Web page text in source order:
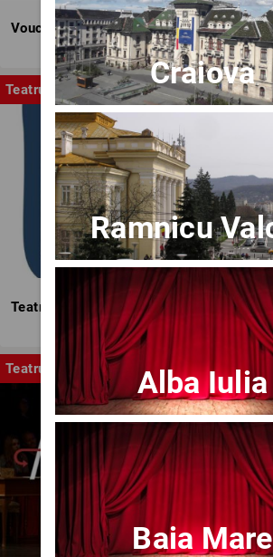
Voucher BILET.ro
Teatrul Mic
Teatrul Mic - Stagiunea 2025-2026
Teatru
Craiova
Ramnicu
Alba Iulia
Baia Mare